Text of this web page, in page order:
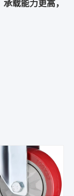
载能力更高，